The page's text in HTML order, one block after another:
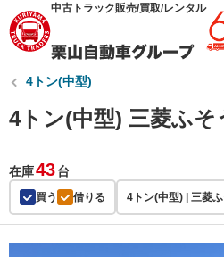
中古トラック販売/買取/レンタル
4トン(中型)
4トン(中型) 三菱ふそ
在庫43台
買う 借りる 4トン(中型) | 三菱ふ